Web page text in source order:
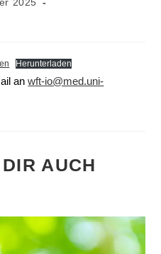
2025
Herunterladen
anwft-io@med.uni-
AUCH